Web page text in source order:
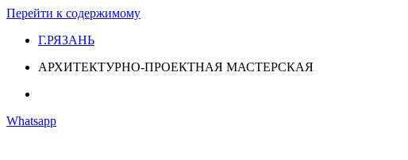
Перейти к содержимому
Г.РЯЗАНЬ
АРХИТЕКТУРНО-ПРОЕКТНАЯ МАСТЕРСКАЯ
Whatsapp